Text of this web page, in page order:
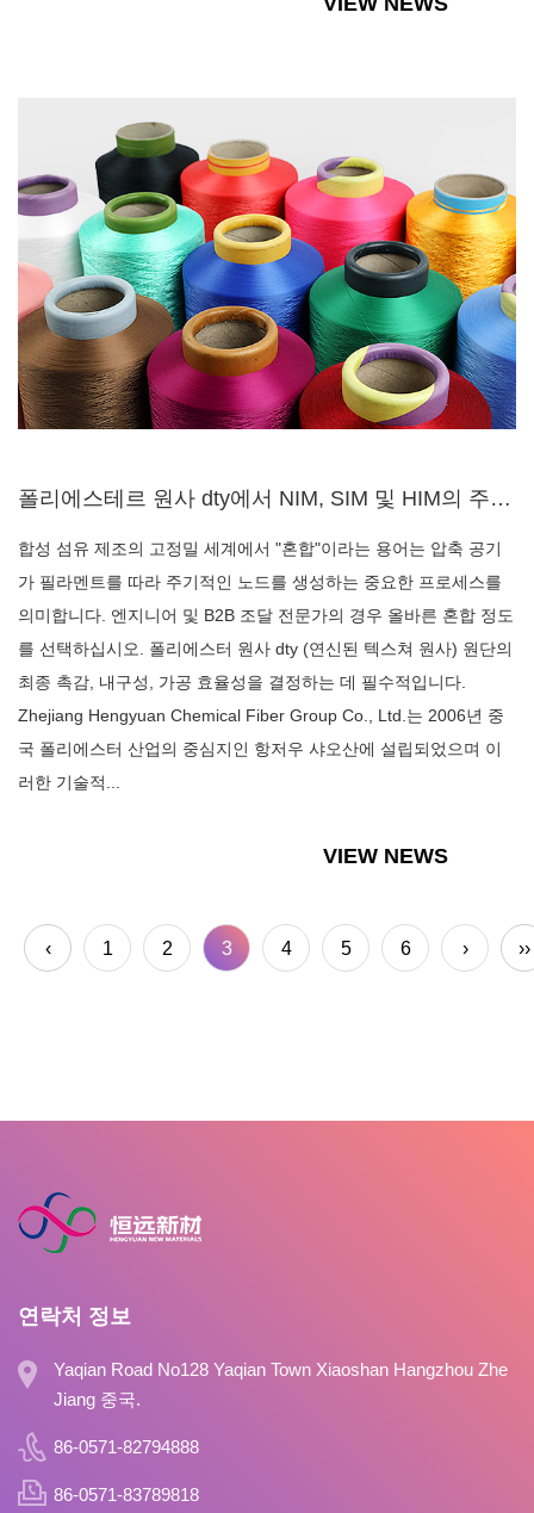
폴리에스테르 원사 dty에서 NIM, SIM 및 HIM의 주요 차이점은 무엇이며 직물 질감에 어떤 영향을 줍...
합성 섬유 제조의 고정밀 세계에서 "혼합"이라는 용어는 압축 공기
가 필라멘트를 따라 주기적인 노드를 생성하는 중요한 프로세스를
의미합니다. 엔지니어 및 B2B 조달 전문가의 경우 올바른 혼합 정도
를 선택하십시오. 폴리에스터 원사 dty (연신된 텍스쳐 원사) 원단의
최종 촉감, 내구성, 가공 효율성을 결정하는 데 필수적입니다.
Zhejiang Hengyuan Chemical Fiber Group Co., Ltd.는 2006년 중
국 폴리에스터 산업의 중심지인 항저우 샤오산에 설립되었으며 이
러한 기술적...
VIEW NEWS
‹ 1 2 3 4 5 6 › ››
연락처 정보
Yaqian Road No128 Yaqian Town Xiaoshan Hangzhou Zhe
Jiang 중국.
86-0571-82794888
86-0571-83789818